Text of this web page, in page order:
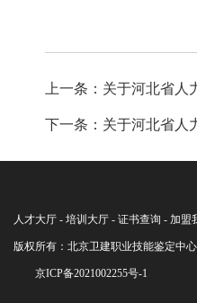
上一条：关于河北省
下一条：关于河北省人
人才大厅 - 培训大厅 - 证书查询 - 加盟
版权所有：北京卫建职业技能鉴定中心
京ICP备2021002255号-1